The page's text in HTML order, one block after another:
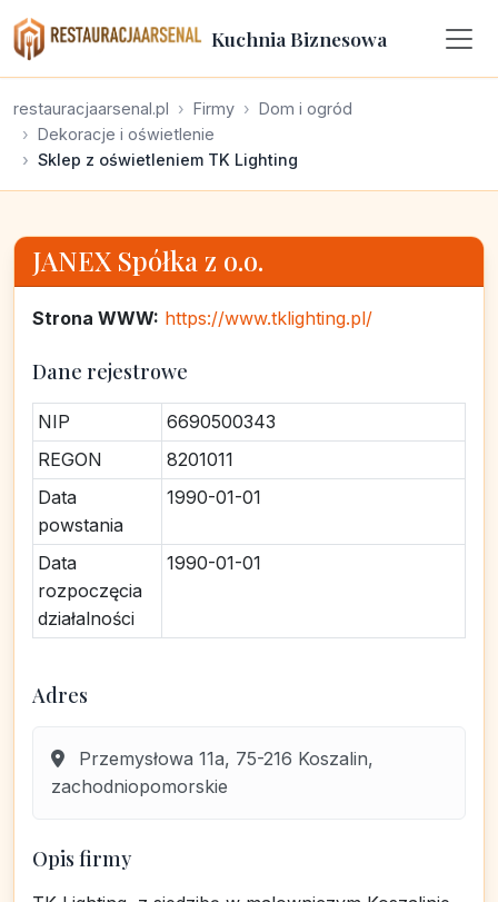
Kuchnia Biznesowa
restauracjaarsenal.pl Firmy
Dom i ogród
Dekoracje i oświetlenie
Sklep z oświetleniem TK Lighting
JANEX Spółka z o.o.
Strona WWW: https://www.tklighting.pl/
Dane rejestrowe
NIP
6690500343
REGON
8201011
Data
powstania
1990-01-01
Data
rozpoczęcia
działalności
1990-01-01
Adres
Przemysłowa 11a, 75-216 Koszalin,
zachodniopomorskie
Opis firmy